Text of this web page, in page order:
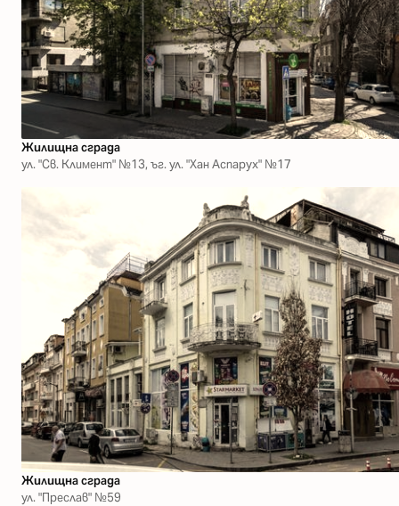
Жилищна сграда
ул. "Св. Климент" №13, ъг. ул. "Хан Аспарух" №17
Жилищна сграда
ул. "Преслав" №59